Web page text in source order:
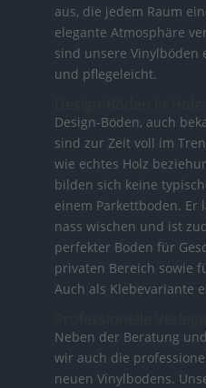
aus, die jedem Raum
elegante Atmosphäre
sind unsere Vinylböden
und pflegeleicht.
Design-Böden, auch
sind zur Zeit voll im
wie echtes Holz
bilden sich keine
einem Parkettboden. Er
nass wischen und ist
perfekter Boden für
privaten Bereich sowie
Auch als Klebevariante
Neben der Beratung
wir auch die
neuen Vinylbodens.